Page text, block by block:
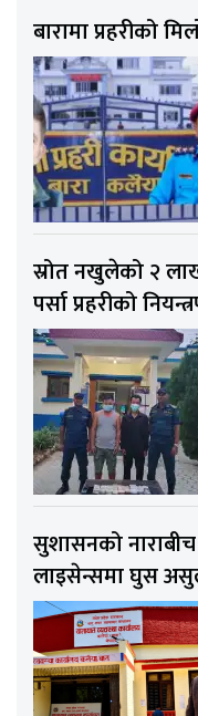
बारामा प्रहरीको
स्रोत नखुलेको २
पर्सा प्रहरीको
सुशासनको नाराबीच
लाइसेन्समा घुस